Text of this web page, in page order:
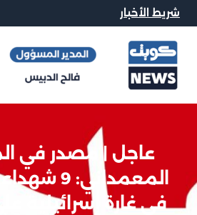
شريط الأخبار
عاجل | مصدر في
في غارة إسرائيلية